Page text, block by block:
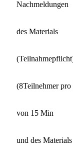
Nachmeldungen
07:30-
des Materials
09:15
10:00
(8Teilnehmer
von 15 Min
12:00-
und des Materials
ca.14:30